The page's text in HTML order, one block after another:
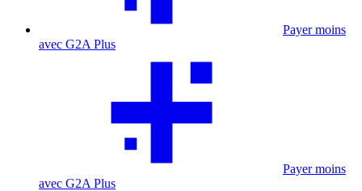
Payer moins
avec G2A Plus
Payer moins
avec G2A Plus